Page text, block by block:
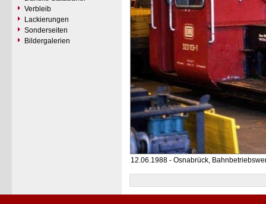
Verbleib
Lackierungen
Sonderseiten
Bildergalerien
12.06.1988 - Osnabrück,